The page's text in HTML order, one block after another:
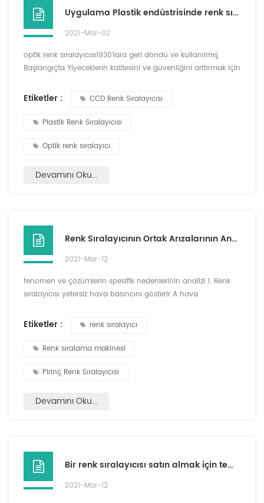
Uygulama Plastik endüstrisinde renk sıralayıcısı
2021-Mar-02
optik renk sıralayıcısı1930'lara geri döndü ve kullanılmış
Başlangıçta Yiyeceklerin kalitesini ve güvenliğini arttırmak için
Plastikler-İlk Yeşil ve diğer renkleri, içecek kaplarındaki açık
pet olarak aynı renkte çıkarabilecek, ancak farklı eriyikler
Etiketler : CCD Renk Sıralayıcısı
Plastik Renk Sıralayıcısı
Optik renk sıralayıcı
Devamını Oku...
Renk Sıralayıcının Ortak Arızalarının Analizi
2021-Mar-12
fenomen ve çözümlerin spesifik nedenlerinin analizi 1. Renk
sıralayıcısı yetersiz hava basıncını gösterir A hava
hava besleme basıncının anormal olmasına neden oluyor.
hava kompresörünü kontrol edin.B Hava kompresörü
taşıma...
Etiketler : renk sıralayıcı
Renk sıralama makinesi
Pirinç Renk Sıralayıcısı
Devamını Oku...
Bir renk sıralayıcısı satın almak için temel teknik parametreler
2021-Mar-12